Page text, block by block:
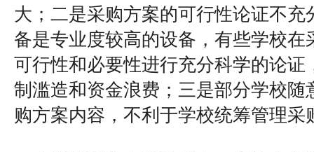
大；二是采购方案的可行性论证不充
备是专业度较高的设备，有些学校在
可行性和必要性进行充分科学的论证
制滥造和资金浪费；三是部分学校随
购方案内容，不利于学校统筹管理采